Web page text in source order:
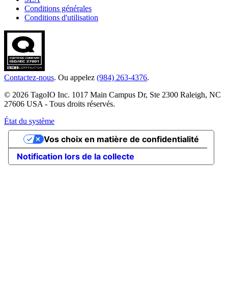
Conditions générales
Conditions d'utilisation
Contactez-nous. Ou appelez (984) 263-4376.
© 2026 TagoIO Inc. 1017 Main Campus Dr, Ste 2300 Raleigh, NC
27606 USA - Tous droits réservés.
État du système
Notification lors de la collecte
Vos choix en matière de confidentialité